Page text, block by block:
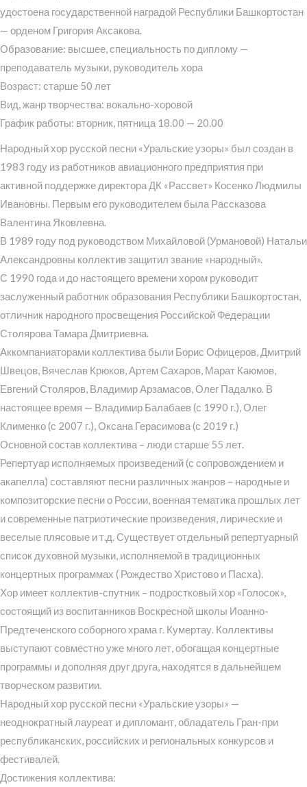
удостоена государственной наградой Республики Башкортостан
— орденом Григория Аксакова.
Образование: высшее, специальность по диплому —
преподаватель музыки, руководитель хора
Возраст: старше 50 лет
Вид, жанр творчества: вокально-хоровой
График работы: вторник, пятница 18.00 — 20.00
Народный хор русской песни «Уральские узоры» был создан в
1983 году из работников авиационного предприятия при
активной поддержке директора ДК «Рассвет» Косенко Людмилы
Ивановны. Первым его руководителем была Рассказова
Валентина Яковлевна.
В 1989 году под руководством Михайловой (Урмановой) Натальи
Александровны коллектив защитил звание «народный».
С 1990 года и до настоящего времени хором руководит
заслуженный работник образования Республики Башкортостан,
отличник народного просвещения Российской Федерации
Столярова Тамара Дмитриевна.
Аккомпаниаторами коллектива были Борис Офицеров, Дмитрий
Швецов, Вячеслав Крюков, Артем Сахаров, Марат Каюмов,
Евгений Столяров, Владимир Арзамасов, Олег Падалко. В
настоящее время — Владимир Балабаев (с 1990 г.), Олег
Клименко (с 2007 г.), Оксана Герасимова (с 2019 г.)
Основной состав коллектива – люди старше 55 лет.
Репертуар исполняемых произведений (с сопровождением и
акапелла) составляют песни различных жанров – народные и
композиторские песни о России, военная тематика прошлых лет
и современные патриотические произведения, лирические и
веселые плясовые и т.д. Существует отдельный репертуарный
список духовной музыки, исполняемой в традиционных
концертных программах ( Рождество Христово и Пасха).
Хор имеет коллектив-спутник – подростковый хор «Голосок»,
состоящий из воспитанников Воскресной школы Иоанно-
Предтеченского соборного храма г. Кумертау. Коллективы
выступают совместно уже много лет, обогащая концертные
программы и дополняя друг друга, находятся в дальнейшем
творческом развитии.
Народный хор русской песни «Уральские узоры» —
неоднократный лауреат и дипломант, обладатель Гран-при
республиканских, российских и региональных конкурсов и
фестивалей.
Достижения коллектива: